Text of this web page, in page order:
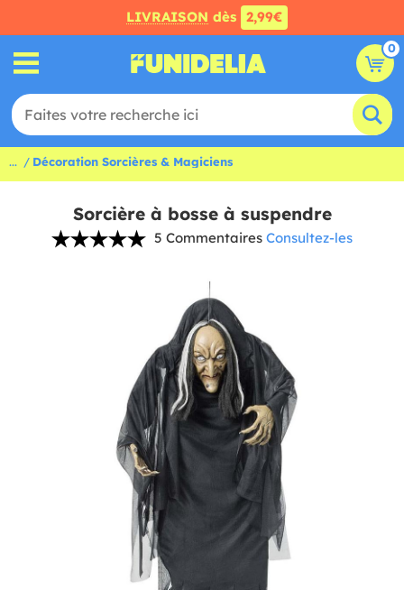
LIVRAISON dès 2,99€
0
... Décoration Sorcières & Magiciens
Sorcière à bosse à suspendre
5 Commentaires Consultez-les